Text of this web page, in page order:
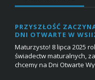
PRZYSZŁOŚĆ
DNI OTWARTE W
Maturzysto! 8 lipca 2025
świadectw maturalnych,
chcemy na Dni Otwarte